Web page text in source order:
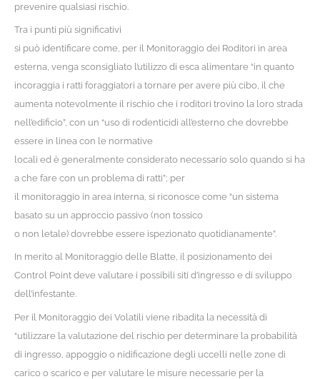
prevenire qualsiasi rischio.
Tra i punti più significativi
si può identificare come, per il Monitoraggio dei Roditori in area
esterna, venga sconsigliato l’utilizzo di esca alimentare “in quanto
incoraggia i ratti foraggiatori a tornare per avere più cibo, il che
aumenta notevolmente il rischio che i roditori trovino la loro strada
nell’edificio”, con un “uso di rodenticidi all’esterno che dovrebbe
essere in linea con le normative
locali ed è generalmente considerato necessario solo quando si ha
a che fare con un problema di ratti”; per
il monitoraggio in area interna, si riconosce come “un sistema
basato su un approccio passivo (non tossico
o non letale) dovrebbe essere ispezionato quotidianamente”.
In merito al Monitoraggio delle Blatte, il posizionamento dei
Control Point deve valutare i possibili siti d’ingresso e di sviluppo
dell’infestante.
Per il Monitoraggio dei Volatili viene ribadita la necessità di
“utilizzare la valutazione del rischio per determinare la probabilità
di ingresso, appoggio o nidificazione degli uccelli nelle zone di
carico o scarico e per valutare le misure necessarie per la